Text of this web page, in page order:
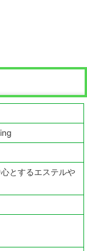
とするエステルや